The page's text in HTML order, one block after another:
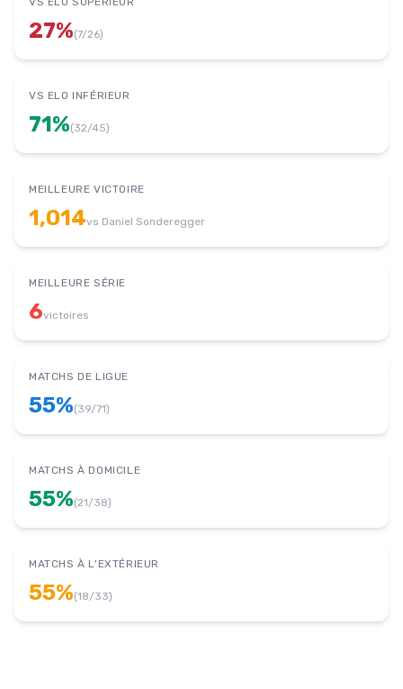
27%(7/26)
VS ELO INFÉRIEUR
71%(32/45)
MEILLEURE VICTOIRE
1,014vs Daniel Sonderegger
MEILLEURE SÉRIE
6victoires
MATCHS DE LIGUE
55%(39/71)
MATCHS À DOMICILE
55%(21/38)
MATCHS À L'EXTÉRIEUR
55%(18/33)